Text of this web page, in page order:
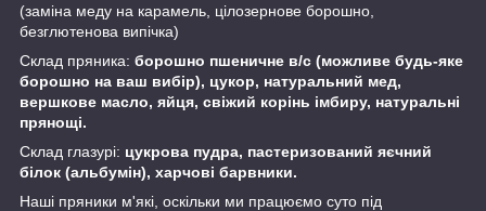
(заміна меду на карамель, цілозернове борошно,
безглютенова випічка)
Склад пряника: борошно пшеничне в/с (можливе будь-яке
борошно на ваш вибір), цукор, натуральний мед,
вершкове масло, яйця, свіжий корінь імбиру, натуральні
прянощі.
Склад глазурі: цукрова пудра, пастеризований яєчний
білок (альбумін), харчові барвники.
Наші пряники м'які, оскільки ми працюємо суто під